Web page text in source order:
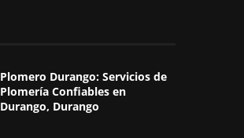
Plomero Durango: Servicios de
Plomería Confiables en
Durango, Durango